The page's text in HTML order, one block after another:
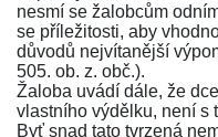
nesmí se žalobcům
se příležitosti, aby
důvodů nejvítanější
505. ob. z. obč.).
Žaloba uvádí dále, že
vlastního výdělku, není s
Byť snad tato tvrzená